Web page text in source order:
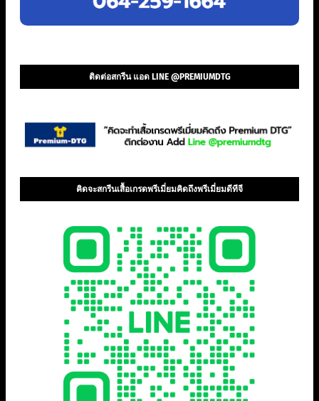
ติดต่อสกรีน แอด LINE @PREMIUMDTG
คิดจะสกรีนเสื้อเกรดพรีเมี่ยมคิดถึงพรีเมี่ยมดีทีจี